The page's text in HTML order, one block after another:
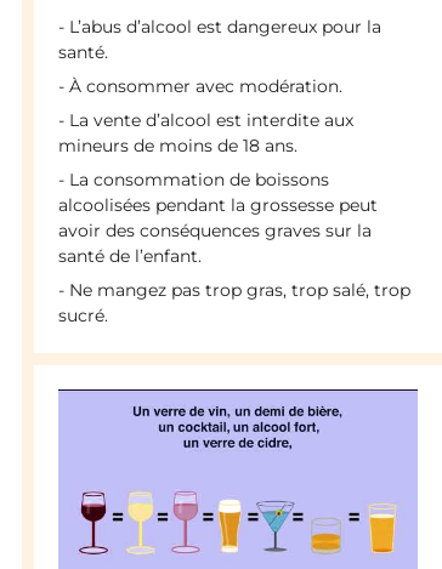
- L’abus d’alcool est dangereux pour la
santé.
- À consommer avec modération.
- La vente d’alcool est interdite aux
mineurs de moins de 18 ans.
- La consommation de boissons
alcoolisées pendant la grossesse peut
avoir des conséquences graves sur la
santé de l’enfant.
- Ne mangez pas trop gras, trop salé, trop
sucré.